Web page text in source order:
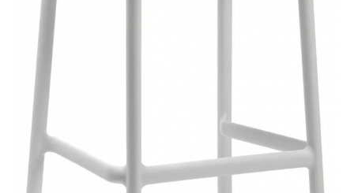
Данный сайт носит исключительно
информационный характер и не является
г. Краснодар, ул. Пригородная, д. 1/12
политика конфиденциальности